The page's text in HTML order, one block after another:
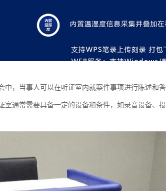
，当事人可以在听证室内就案件事项进行陈述和
室通常需要具备一定的设备和条件，如录音设备、